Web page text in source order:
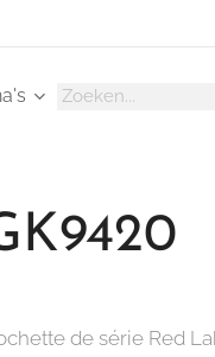
de série Red